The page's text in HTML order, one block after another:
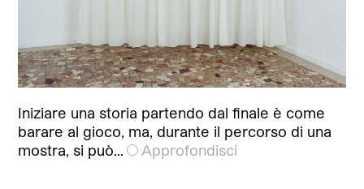
Iniziare una storia partendo dal finale è come
barare al gioco, ma, durante il percorso di una
mostra, si può…
Approfondisci